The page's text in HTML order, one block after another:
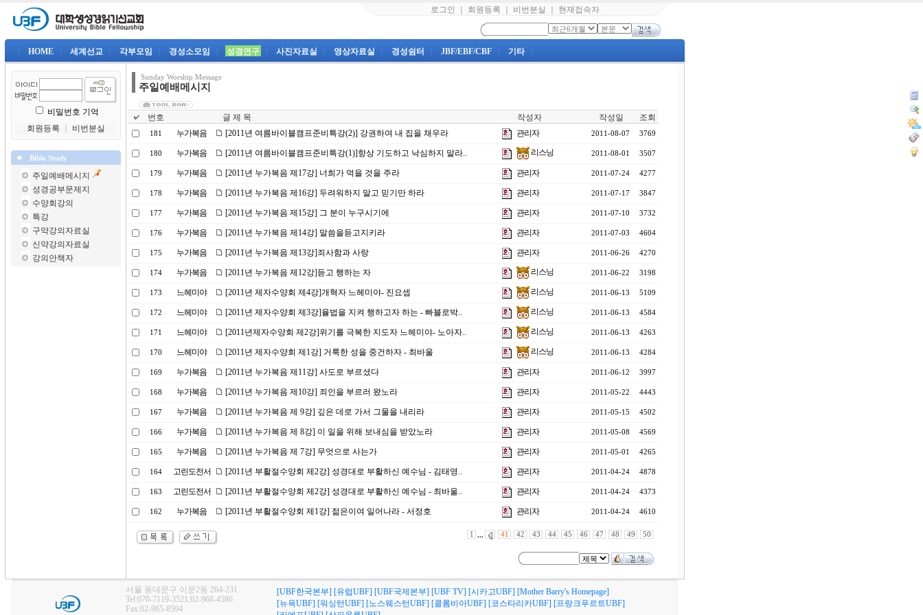
로그인 회원등록 비번분실 현재접속자
HOME 세계선교 각부모임 경성소모임 성경연구 사진자료실 영상자료실 경성쉼터 JBF/EBF/CBF 기타
비밀번호 기억
회원등록
비번분실
Bible Study
주일예배메시지
성경공부문제지
수양회강의
특강
구약강의자료실
신약강의자료실
강의안책자
Sunday Worship Message
주일예배메시지
번호 글 제 목 작성자 작성일 조회
181 누가복음 [2011년 여름바이블캠프준비특강(2)] 강권하여 내 집을 채우라 관리자 2011-08-07 3769
180 누가복음 [2011년 여름바이블캠프준비특강(1)]항상 기도하고 낙심하지 말라.. 리스닝 2011-08-01 3507
179 누가복음 [2011년 누가복음 제17강] 너희가 먹을 것을 주라 관리자 2011-07-24 4277
178 누가복음 [2011년 누가복음 제16강] 두려워하지 말고 믿기만 하라 관리자 2011-07-17 3847
177 누가복음 [2011년 누가복음 제15강] 그 분이 누구시기에 관리자 2011-07-10 3732
176 누가복음 [2011년 누가복음 제14강] 말씀을듣고지키라 관리자 2011-07-03 4604
175 누가복음 [2011년 누가복음 제13강]죄사함과 사랑 관리자 2011-06-26 4270
174 누가복음 [2011년 누가복음 제12강]듣고 행하는 자 리스닝 2011-06-22 3198
173 느헤미야 [2011년 제자수양회 제4강]개혁자 느헤미야- 진요셉 리스닝 2011-06-13 5109
172 느헤미야 [2011년 제자수양회 제3강]율법을 지켜 행하고자 하는 - 빠블로박.. 리스닝 2011-06-13 4584
171 느헤미야 [2011년제자수양회 제2강]위기를 극복한 지도자 느헤미야- 노아자.. 리스닝 2011-06-13 4263
170 느헤미야 [2011년 제자수양회 제1강] 거룩한 성을 중건하자 - 최바울 리스닝 2011-06-13 4284
169 누가복음 [2011년 누가복음 제11강] 사도로 부르셨다 관리자 2011-06-12 3997
168 누가복음 [2011년 누가복음 제10강] 죄인을 부르러 왔노라 관리자 2011-05-22 4443
167 누가복음 [2011년 누가복음 제 9강] 깊은 데로 가서 그물을 내리라 관리자 2011-05-15 4502
166 누가복음 [2011년 누가복음 제 8강] 이 일을 위해 보내심을 받았노라 관리자 2011-05-08 4569
165 누가복음 [2011년 누가복음 제 7강] 무엇으로 사는가 관리자 2011-05-01 4265
164 고린도전서 [2011년 부활절수양회 제2강] 성경대로 부활하신 예수님 - 김태영.. 관리자 2011-04-24 4878
163 고린도전서 [2011년 부활절수양회 제2강] 성경대로 부활하신 예수님 - 최바울.. 관리자 2011-04-24 4373
162 누가복음 [2011년 부활절수양회 제1강] 젊은이여 일어나라 - 서정호 관리자 2011-04-24 4610
1 ,,, 41 42 43 44 45 46 47 48 49 50
서울 동대문구 이문2동 264-231
Tel:070-7119-3521,02-968-4586
Fax:02-965-8594
[UBF한국본부] [유럽UBF] [UBF국제본부] [UBF TV] [시카고UBF] [Mother Barry's Homepage]
[뉴욕UBF] [워싱턴UBF] [노스웨스턴UBF] [콜롬비아UBF] [코스타리카UBF] [프랑크푸르트UBF]